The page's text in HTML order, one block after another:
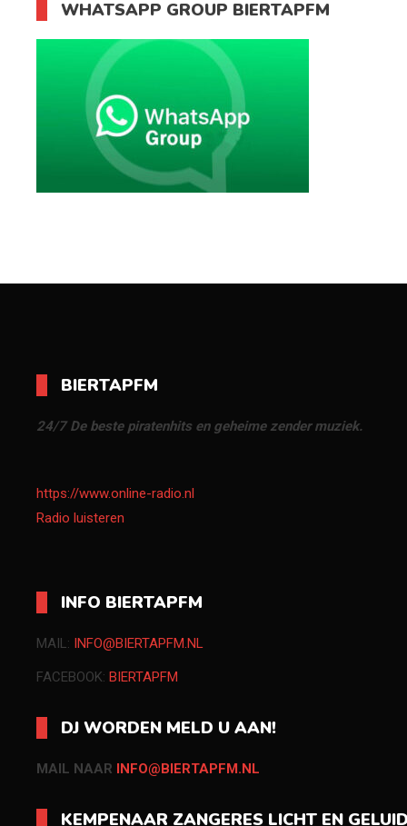
WHATSAPP GROUP BIERTAPFM
BIERTAPFM
24/7 De beste piratenhits en geheime zender muziek.
https://www.online-radio.nl
Radio luisteren
INFO BIERTAPFM
MAIL: INFO@BIERTAPFM.NL
FACEBOOK: BIERTAPFM
DJ WORDEN MELD U AAN!
MAIL NAAR INFO@BIERTAPFM.NL
KEMPENAAR ZANGERES LICHT EN